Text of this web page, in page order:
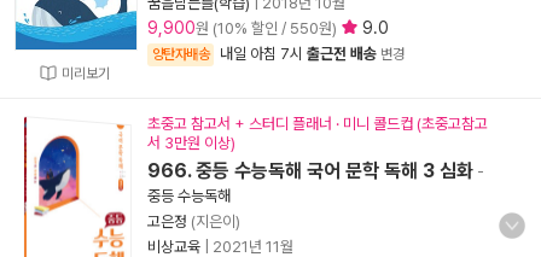
미리보기
9,900원 (10% 할인 / 550원) 9.0
양탄자배송 내일 아침 7시 출근전 배송 변경
초중고 참고서 + 스터디 플래너 · 미니 콜드컵 (초중고참고
서 3만원 이상)
966. 중등 수능독해 국어 문학 독해 3 심화 -
중등 수능독해
고은정 (지은이)
비상교육
2021년 11월